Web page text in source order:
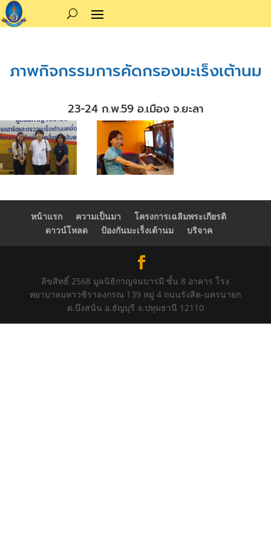
ภาพกิจกรรมการคัดกรองมะเร็งเต้านม
23-24 ก.พ.59 อ.เมือง จ.ยะลา
หน้าแรก ความเป็นมา
โครงการเฉลิมพระเกียรติ
ดาวน์โหลด
ป้องกันมะเร็งเต้านม บริจาค
ลิขสิทธิ์ 2568 มูลนิธิกาญจนบารมี ชั้น 8 อาคาร โรง
พยาบาลมหาวชิราลงกรณ 139 หมู่ 4 ถนนรังสิต-นครนายก
ต.บึงสนั่น อ.ธัญบุรี จ.ปทุมธานี 12110